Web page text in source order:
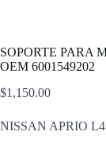
SOPORTE PARA
OEM 6001549202
$1,150.00
NISSAN APRIO L4